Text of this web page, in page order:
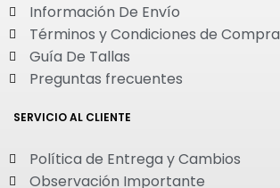
Información De Envío
Términos y Condiciones de Compra
Guía De Tallas
Preguntas frecuentes
SERVICIO AL CLIENTE
Política de Entrega y Cambios
Observación Importante